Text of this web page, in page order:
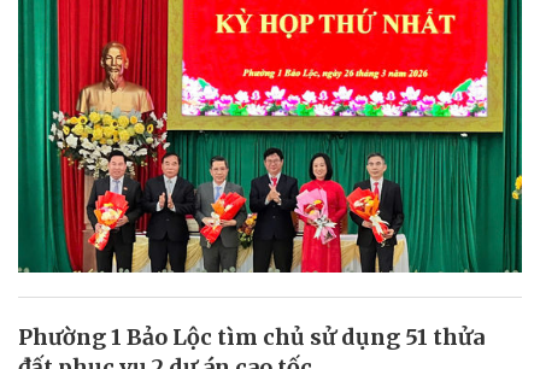
Phường 1 Bảo Lộc tìm chủ sử dụng 51 thửa